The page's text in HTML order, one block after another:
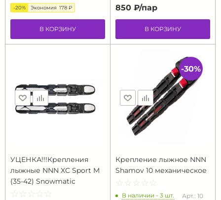
-20% Экономия 178 ₽
В КОРЗИНУ
850 ₽/пар
В КОРЗИНУ
УЦЕНКА!!!Крепления
лыжные NNN XC Sport M
(35-42) Snowmatic
☆ ☆ ☆ ☆ ☆
★ ★ ★ ★ ★
Крепление лыжное NNN
Shamov 10 механическое
☆ ☆ ☆ ☆ ☆
★ ★ ★ ★ ★
В наличии - 3 шт. Арт.: 10
-30%